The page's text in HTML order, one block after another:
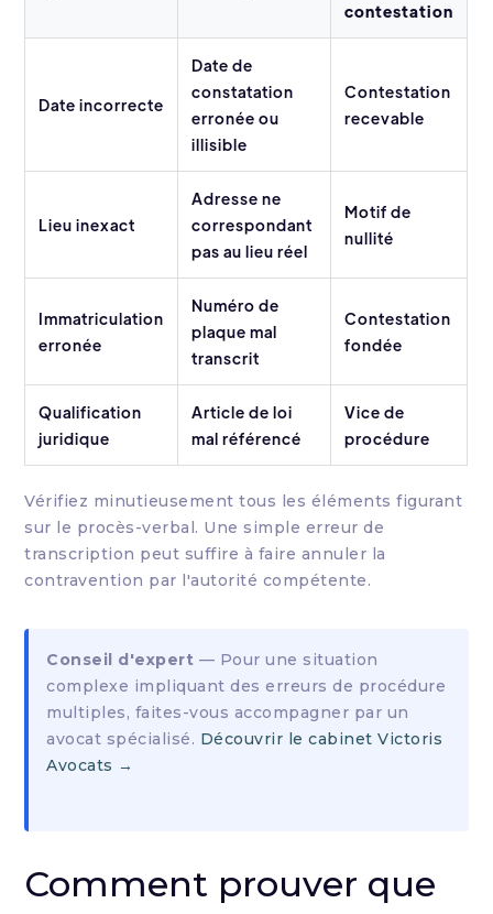
contestation
Date incorrecte
Date de
constatation
erronée ou
illisible
Contestation
recevable
Lieu inexact
Adresse ne
correspondant
pas au lieu réel
Motif de
nullité
Immatriculation
erronée
Numéro de
plaque mal
transcrit
Contestation
fondée
Qualification
juridique
Article de loi
mal référencé
Vice de
procédure
Vérifiez minutieusement tous les éléments figurant
sur le procès-verbal. Une simple erreur de
transcription peut suffire à faire annuler la
contravention par l'autorité compétente.
Conseil d'expert — Pour une situation
complexe impliquant des erreurs de procédure
multiples, faites-vous accompagner par un
avocat spécialisé. Découvrir le cabinet Victoris
Avocats →
Comment prouver que